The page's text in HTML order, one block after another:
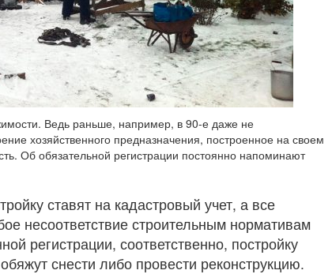
Ведь раньше, например, в 90-е даже не
хозяйственного предназначения, построенное на своем
Об обязательной регистрации постоянно напоминают
ставят на кадастровый учет, а все
несоответствие строительным нормативам
регистрации, соответственно, постройку
снести либо провести реконструкцию.